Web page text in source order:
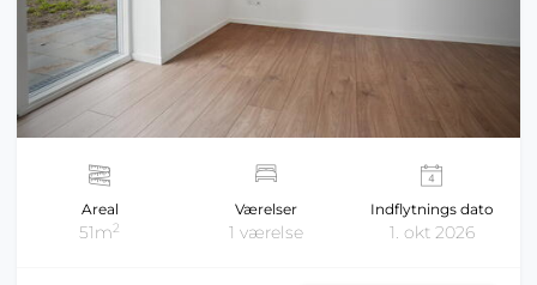
Areal
51m2
Værelser
1 værelse
Indflytnings dato
1. okt 2026